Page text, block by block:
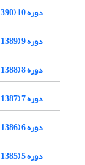
دوره 10 (1390)
دوره 9 (1389)
دوره 8 (1388)
دوره 7 (1387)
دوره 6 (1386)
دوره 5 (1385)